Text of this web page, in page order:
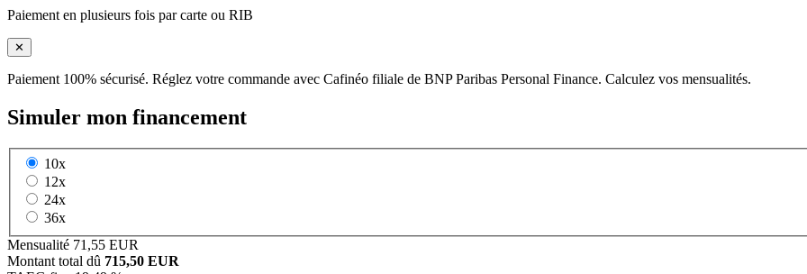
Paiement en plusieurs fois par carte ou RIB
✕
Paiement 100% sécurisé. Réglez votre commande avec Cafinéo filiale de BNP Paribas Personal Finance. Calculez vos mensualités.
Simuler mon financement
10x
12x
24x
36x
Mensualité 71,55 EUR
Montant total dû 715,50 EUR